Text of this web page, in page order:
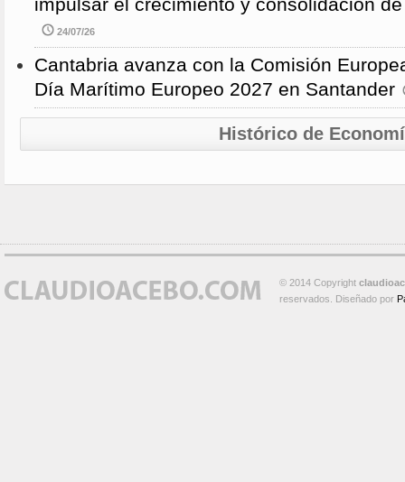
impulsar el crecimiento y consolidación
24/07/26
Cantabria avanza con la Comisión
Día Marítimo Europeo 2027 en Santander
Histórico de
© 2014 Copyright
reservados. Diseñado por